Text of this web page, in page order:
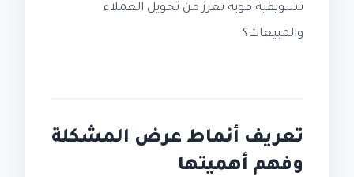
تسويقية قوية تعزز من تحويل العملاء
والمبيعات؟
تعريف أنماط عرض المشكلة
وفهم أهميتها